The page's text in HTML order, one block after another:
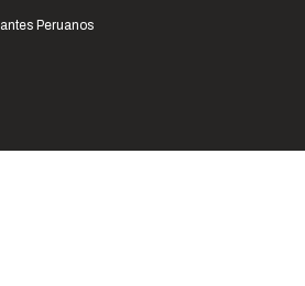
Peruanospara Estilo, Comodidad y
para Estilo,